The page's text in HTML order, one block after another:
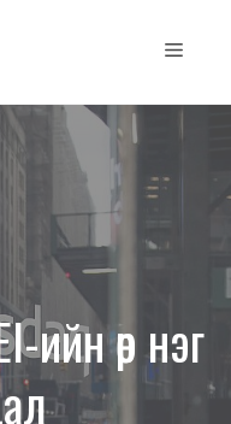
Menu
өөр нэг